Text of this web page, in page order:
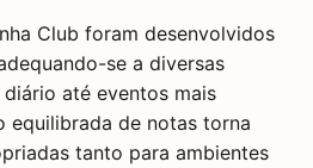
Club foram desenvolvidos
se a diversas
até eventos mais
equilibrada de notas torna
tanto para ambientes